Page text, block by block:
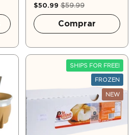
$50.99 $59.99
Comprar
SHIPS FOR FREE!
FROZEN
NEW